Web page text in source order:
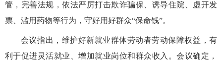
管，完善法规，依法严厉打击欺诈骗保、诱导住院、虚开发
票、滥用药物等行为，守好用好群众“保命钱”。
会议指出，维护好新就业群体劳动者劳动保障权益，有
利于促进灵活就业、增加就业岗位和群众收入。会议确定，